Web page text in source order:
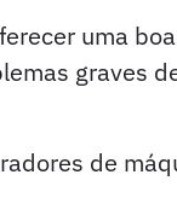
uma
graves
de